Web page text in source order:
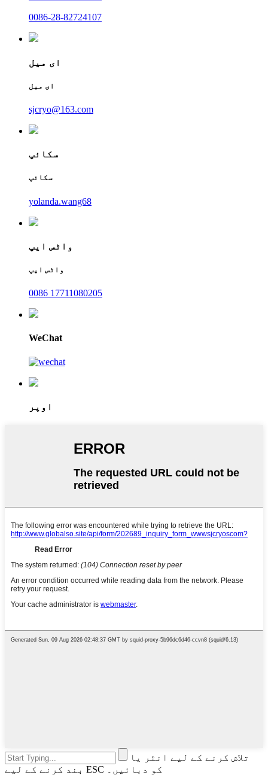
0086-28-82724107
ای میل
ای میل
sjcryo@163.com
سکائپ
سکائپ
yolanda.wang68
واٹس ایپ
واٹس ایپ
0086 17711080205
WeChat
اوپر
تلاش کرنے کے لیے انٹر یا
بند کرنے کے لیے ESC کو دبائیں۔